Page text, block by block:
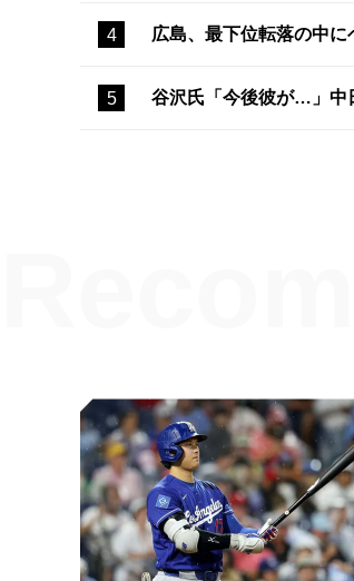
広島、最下位転落の中
谷沢氏「今後彼が…」中